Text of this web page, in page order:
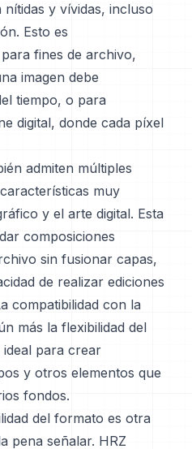
y vívidas, incluso
Esto es
fines de archivo,
imagen debe
tiempo, o para
digital, donde cada píxel
admiten múltiples
muy
y el arte digital. Esta
composiciones
sin fusionar capas,
de realizar ediciones
compatibilidad con la
más la flexibilidad del
para crear
y otros elementos que
fondos.
del formato es otra
pena señalar. HRZ